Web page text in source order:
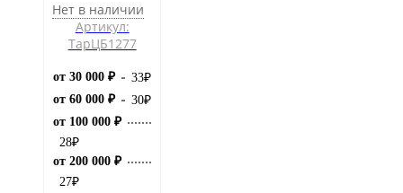
Нет в наличии
Артикул:
ТарЦБ1277
от 30 000 ₽ 33₽
от 60 000 ₽
30₽
от 100 000 ₽
28₽
от 200 000 ₽
27₽